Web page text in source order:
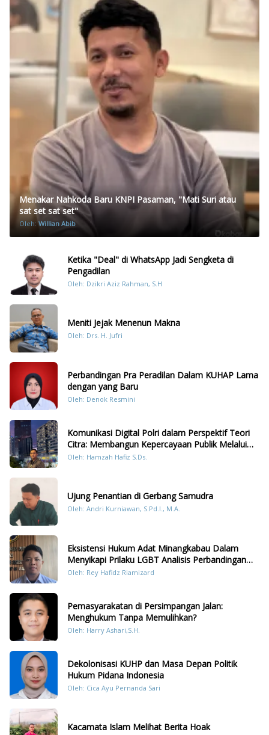
Menakar Nahkoda Baru KNPI Pasaman, "Mati Suri atau
sat set sat set"
Oleh:Willian Abib
Ketika "Deal" di WhatsApp Jadi Sengketa di
Pengadilan
Oleh: Dzikri Aziz Rahman, S.H
Meniti Jejak Menenun Makna
Oleh: Drs. H. Jufri
Perbandingan Pra Peradilan Dalam KUHAP Lama
dengan yang Baru
Oleh: Denok Resmini
Komunikasi Digital Polri dalam Perspektif Teori
Citra: Membangun Kepercayaan Publik Melalui
Konten Humanis Kesiapsiagaan Bencana di
Oleh: Hamzah Hafiz S.Ds.
Ujung Penantian di Gerbang Samudra
Oleh: Andri Kurniawan, S.Pd.I., M.A.
Eksistensi Hukum Adat Minangkabau Dalam
Menyikapi Prilaku LGBT Analisis Perbandingan
Dengan Hukum Pidana
Oleh: Rey Hafidz Riamizard
Pemasyarakatan di Persimpangan Jalan:
Menghukum Tanpa Memulihkan?
Oleh: Harry Ashari,S.H.
Dekolonisasi KUHP dan Masa Depan Politik
Hukum Pidana Indonesia
Oleh: Cica Ayu Pernanda Sari
Kacamata Islam Melihat Berita Hoak